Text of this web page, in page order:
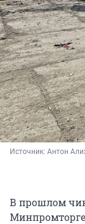
Источник: Антон
В прошлом